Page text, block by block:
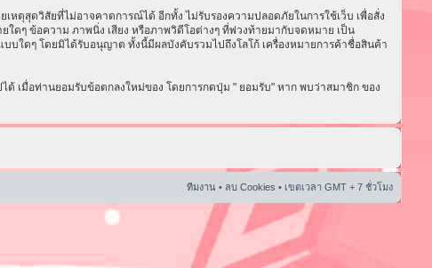
เหตุสุดวิสัยที่ไม่อาจคาดการณ์ได้ อีกทั้ง ไม่รับรองความปลอดภัยในการใช้เว็บ เพื่อสั่ง
ดๆ ข้อความ ภาพนิ่ง เสียง หรือภาพวิดีโอต่างๆ ที่พ่วงท้ายมากับจดหมาย เป็น
บใดๆ โดยมิได้รับอนุญาต ทั้งนี้มีผลบังคับรวมไปถึงโลโก้ เครื่องหมายการค้าชื่อสินค้า
เมื่อท่านยอมรับข้อตกลงใหม่ของ โดยการกดปุ่ม " ยอมรับ" หาก พบว่าสมาชิก ของ
ทีมงาน • ลบ Cookies • เขตเวลา GMT + 7 ชั่วโมง